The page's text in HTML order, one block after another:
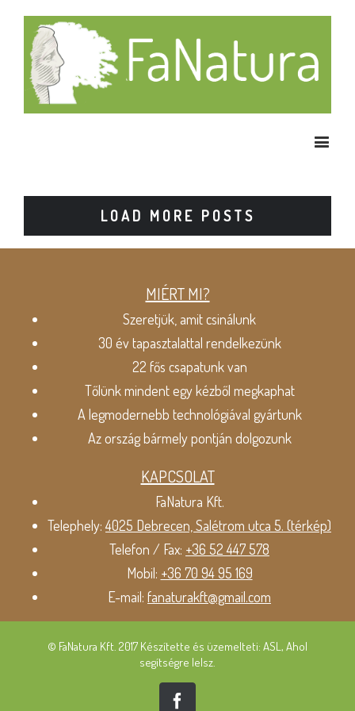
LOAD MORE POSTS
MIÉRT MI?
Szeretjük, amit csinálunk
30 év tapasztalattal rendelkezünk
22 fős csapatunk van
Tőlünk mindent egy kézből megkaphat
A legmodernebb technológiával gyártunk
Az ország bármely pontján dolgozunk
KAPCSOLAT
FaNatura Kft.
Telephely:4025 Debrecen, Salétrom utca 5. (térkép)
Telefon / Fax: +36 52 447 578
Mobil: +36 70 94 95 169
E-mail: fanaturakft@gmail.com
© FaNatura Kft. 2017 Készítette és üzemelteti: ASL, Ahol
segítségre lelsz.